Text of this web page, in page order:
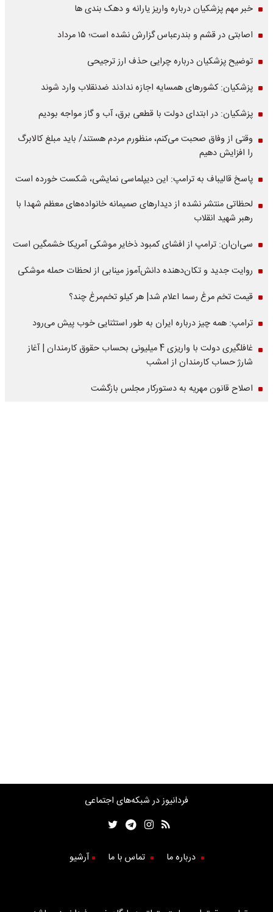
خبر مهم پزشکیان درباره واریز یارانه و دهک بندی ها
اصابتی در قشم و بندرعباس گزارش نشده است؛ ۱۵ مرداد
توضیح پزشکیان درباره چرایی حذف ارز ترجیحی
پزشکیان: کشورهای همسایه اجازه ندادند ضدنقلاب وارد شوند
پزشکیان: در ابتدای دولت با قطعی برق، آب و گاز مواجه بودیم
وقتی از وفاق صحبت می‌کنم، منظورم مردم هستند/ باید مبلغ کالابرگ
را افزایش دهیم
پاسخ قالیباف به ترامپ: این دیپلماسی نمایشی، شکست خورده است
لحظاتی منتشر نشده از دیدارهای صمیمانه خانواده‌های معظم شهدا با
رهبر شهید انقلاب
سی‌ان‌ان: ترامپ از افشای کمبود ذخایر موشکی آمریکا خشمگین است
روایت جدید و تکان‌دهنده دانش‌آموز مینابی از لحظات حمله موشکی
قیمت تخم مرغ رسما اعلام شد| هر کیلو تخم‌مرغ چند؟
ترامپ: همه چیز درباره ایران به طور استثنایی خوب پیش می‌رود
غافلگیری دولت با واریزی 4 میلیونی بحساب حقوق کارمندان | آغاز
شارژ حساب کارمندان از امشب
اصلاح قانون مهریه به دستورکار مجلس بازگشت
فردانیوز در شبکه‌های اجتماعی
درباره ما تماس با ما آرشیو